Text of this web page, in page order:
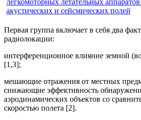
Первая группа включает в себя два
радиолокации:
интерференционное влияние земной
[1,3];
мешающие отражения от местных
снижающие эффективность
аэродинамических объектов со
скоростью полета [2].